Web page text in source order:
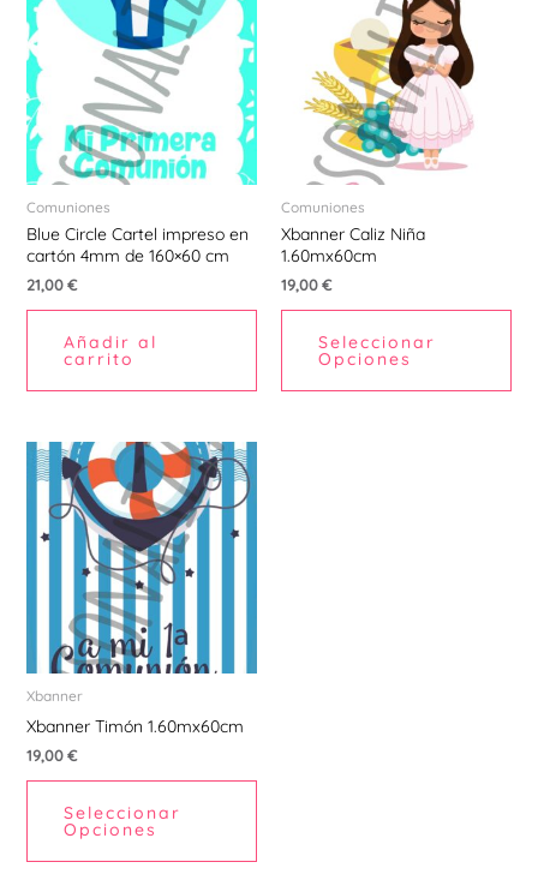
Comuniones
Blue Circle Cartel impreso en
cartón 4mm de 160×60 cm
21,00€
Añadir al
carrito
Comuniones
Xbanner Caliz Niña
1.60mx60cm
19,00€
Seleccionar
Opciones
Xbanner
Xbanner Timón 1.60mx60cm
19,00€
Seleccionar
Opciones